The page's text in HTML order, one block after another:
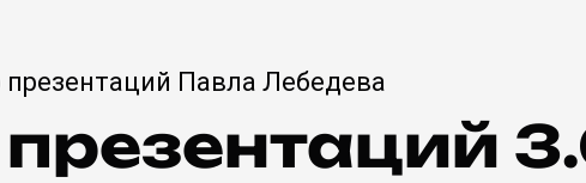
Павла Лебедева